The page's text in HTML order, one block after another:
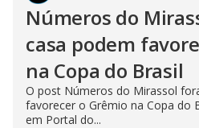
Números do
casa podem
na Copa do Brasil
O post Números do Mirassol
favorecer o Grêmio na Copa do
em Portal do...